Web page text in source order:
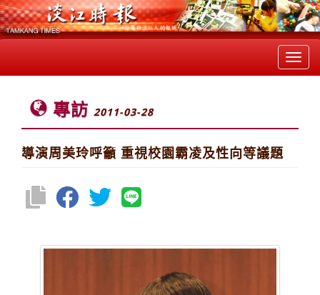
專訪 2011-03-28
導演周美玲呼籲 重視校園霸凌及性向等議題